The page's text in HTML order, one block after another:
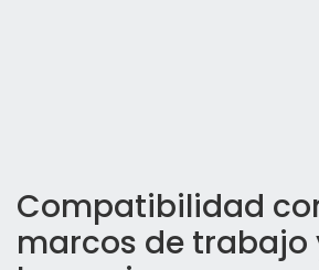
Compatibilidad
marcos de trabajo